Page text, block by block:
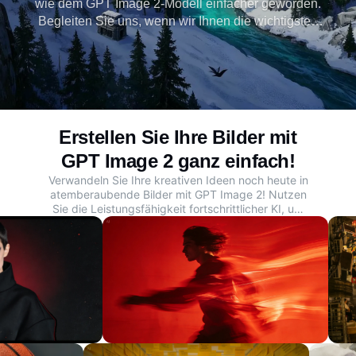
Dreamina
wie dem GPT Image 2-Modell einfacher geworden.
Begleiten Sie uns, wenn wir Ihnen die wichtigsten
Funktionen, Vorteile und das beste alternative Tool,
Dreamina, für die mühelose Erstellung
überzeugender KI-Bilder vorstellen.
Erstellen Sie Ihre Bilder mit
GPT Image 2 ganz einfach!
Verwandeln Sie Ihre kreativen Ideen noch heute in
atemberaubende Bilder mit GPT Image 2! Nutzen
Sie die Leistungsfähigkeit fortschrittlicher KI, um
Ihre Konzepte in lebendigen Details und
realistischer Qualität zum Leben zu erwecken.